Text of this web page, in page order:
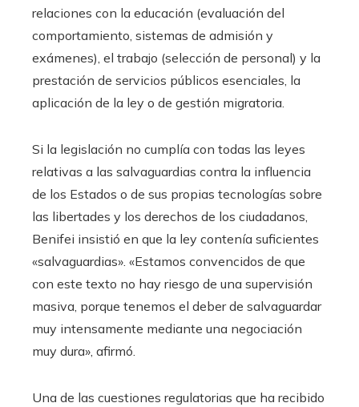
relaciones con la educación (evaluación del
comportamiento, sistemas de admisión y
exámenes), el trabajo (selección de personal) y la
prestación de servicios públicos esenciales, la
aplicación de la ley o de gestión migratoria.
Si la legislación no cumplía con todas las leyes
relativas a las salvaguardias contra la influencia
de los Estados o de sus propias tecnologías sobre
las libertades y los derechos de los ciudadanos,
Benifei insistió en que la ley contenía suficientes
«salvaguardias». «Estamos convencidos de que
con este texto no hay riesgo de una supervisión
masiva, porque tenemos el deber de salvaguardar
muy intensamente mediante una negociación
muy dura», afirmó.
Una de las cuestiones regulatorias que ha recibido